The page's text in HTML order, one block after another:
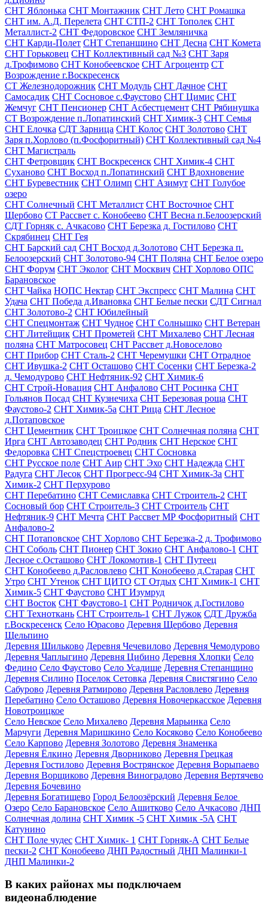
СНТ Яблонька СНТ Монтажник СНТ Лето СНТ Ромашка
СНТ им. А.Д. Перелета СНТ СТП-2 СНТ Тополек СНТ
Металлист-2 СНТ Федоровское СНТ Земляничка
СНТ Карди-Полет СНТ Степанщино СНТ Десна СНТ Комета
СНТ Горьковец СНТ Коллективный сад №3 СНТ Заря
д.Трофимово СНТ Конобеевское СНТ Агроцентр СТ
Возрождение г.Воскресенск
СТ Железнодорожник СНТ Модуль СНТ Дачное СНТ
Самосадик СНТ Сосновое с.Фаустово СНТ Цимис СНТ
Жемчуг СНТ Пенсионер СНТ Асбестцемент СНТ Рябинушка
СТ Возрождение п.Лопатинский СНТ Химик-3 СНТ Семья
СНТ Елочка СДТ Зарница СНТ Колос СНТ Золотово СНТ
Заря п.Хорлово (п.Фосфоритный) СНТ Коллективный сад №4
СНТ Магистраль
СНТ Фетровщик СНТ Воскресенск СНТ Химик-4 СНТ
Суханово СНТ Восход п.Лопатинский СНТ Вдохновение
СНТ Буревестник СНТ Олимп СНТ Азимут СНТ Голубое
озеро
СНТ Солнечный СНТ Металлист СНТ Восточное СНТ
Щербово СТ Рассвет с. Конобеево СНТ Весна п.Белоозерский
СДТ Горняк с. Ачкасово СНТ Березка д. Гостилово СНТ
Скрябинец СНТ Гея
СНТ Барский сад СНТ Восход д.Золотово СНТ Березка п.
Белоозерский СНТ Золотово-94 СНТ Поляна СНТ Белое озеро
СНТ Форум СНТ Эколог СНТ Москвич СНТ Хорлово ОПС
Барановское
СНТ Чайка НОПС Нектар СНТ Экспресс СНТ Малина СНТ
Удача СНТ Победа д.Ивановка СНТ Белые пески СДТ Сигнал
СНТ Золотово-2 СНТ Юбилейный
СНТ Спецмонтаж СНТ Чудное СНТ Солнышко СНТ Ветеран
СНТ Литейщик СНТ Прометей СНТ Михалево СНТ Лесная
поляна СНТ Матросовец СНТ Рассвет д.Новоселово
СНТ Прибор СНТ Сталь-2 СНТ Черемушки СНТ Отрадное
СНТ Ивушка-2 СНТ Осташово СНТ Сосенки СНТ Березка-2
д. Чемодурово СНТ Нефтяник-92 СНТ Химик-6
СНТ Строй-Новация СНТ Анфалово СНТ Росинка СНТ
Гольянов Посад СНТ Кузнечиха СНТ Березовая роща СНТ
Фаустово-2 СНТ Химик-5а СНТ Рица СНТ Лесное
д.Потаповское
СНТ Цементник СНТ Троицкое СНТ Солнечная поляна СНТ
Ирга СНТ Автозаводец СНТ Родник СНТ Нерское СНТ
Федоровка СНТ Спецстроевец СНТ Сосновка
СНТ Русское поле СНТ Аир СНТ Эхо СНТ Надежда СНТ
Радуга СНТ Лесок СНТ Прогресс-94 СНТ Химик-3а СНТ
Химик-2 СНТ Перхурово
СНТ Перебатино СНТ Семиславка СНТ Строитель-2 СНТ
Сосновый бор СНТ Строитель-3 СНТ Строитель СНТ
Нефтяник-9 СНТ Мечта СНТ Рассвет МР Фосфоритный СНТ
Анфалово-2
СНТ Потаповское СНТ Хорлово СНТ Березка-2 д. Трофимово
СНТ Соболь СНТ Пионер СНТ Зокио СНТ Анфалово-1 СНТ
Лесное с.Осташово СНТ Локомотив-1 СНТ Путеец
СНТ Конобеево д.Расловлево СНТ Конобеево д.Старая СНТ
Утро СНТ Утенок СНТ ЦИТО СТ Отдых СНТ Химик-1 СНТ
Химик-5 СНТ Фаустово СНТ Изумруд
СНТ Восток СНТ Фаустово-1 СНТ Родничок д.Гостилово
СНТ Техноткань СНТ Строитель-1 СНТ Лужок СДТ Дружба
г.Воскресенск Село Юрасово Деревня Щербово Деревня
Щельпино
Деревня Шильково Деревня Чечевилово Деревня Чемодурово
Деревня Чаплыгино Деревня Цибино Деревня Хлопки Село
Федино Село Фаустово Село Усадище Деревня Степанщино
Деревня Силино Поселок Сетовка Деревня Свистягино Село
Сабурово Деревня Ратмирово Деревня Расловлево Деревня
Перебатино Село Осташово Деревня Новочеркасское Деревня
Новотроицкое
Село Невское Село Михалево Деревня Марьинка Село
Марчуги Деревня Маришкино Село Косяково Село Конобеево
Село Карпово Деревня Золотово Деревня Знаменка
Деревня Ёлкино Деревня Дворниково Деревня Грецкая
Деревня Гостилово Деревня Вострянское Деревня Ворыпаево
Деревня Ворщиково Деревня Виноградово Деревня Вертячево
Деревня Бочевино
Деревня Богатищево Город Белоозёрский Деревня Белое
Озеро Село Барановское Село Ашитково Село Ачкасово ДНП
Солнечная долина СНТ Химик -5 СНТ Химик -5А СНТ
Катунино
СНТ Поле чудес СНТ Химик- 1 СНТ Горняк-А СНТ Белые
пески-2 СНТ Конобеево ДНП Радостный ДНП Малинки-1
ДНП Малинки-2
В каких районах мы подключаем
видеонаблюдение